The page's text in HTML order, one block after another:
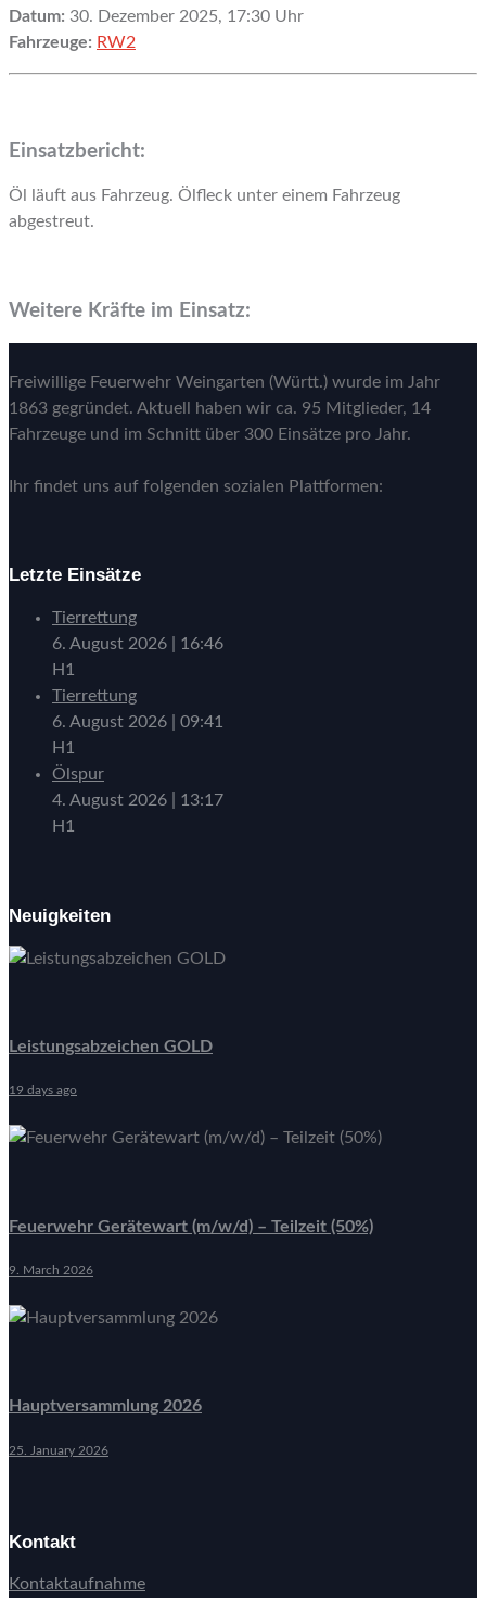
Datum: 30. Dezember 2025, 17:30 Uhr
Fahrzeuge: RW2
Einsatzbericht:
Öl läuft aus Fahrzeug. Ölfleck unter einem Fahrzeug
abgestreut.
Weitere Kräfte im Einsatz:
Freiwillige Feuerwehr Weingarten (Württ.) wurde im Jahr
1863 gegründet. Aktuell haben wir ca. 95 Mitglieder, 14
Fahrzeuge und im Schnitt über 300 Einsätze pro Jahr.
Ihr findet uns auf folgenden sozialen Plattformen:
Letzte Einsätze
Tierrettung
6. August 2026
16:46
H1
Tierrettung
6. August 2026
09:41
H1
Ölspur
4. August 2026
13:17
H1
Neuigkeiten
Leistungsabzeichen GOLD
19 days ago
Feuerwehr Gerätewart (m/w/d) – Teilzeit (50%)
9. March 2026
Hauptversammlung 2026
25. January 2026
Kontakt
Kontaktaufnahme